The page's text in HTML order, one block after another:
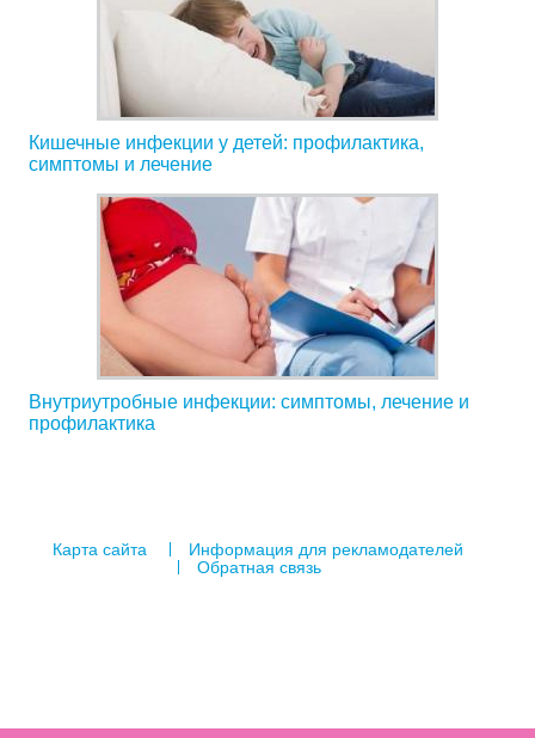
Кишечные инфекции у детей: профилактика,
симптомы и лечение
Внутриутробные инфекции: симптомы, лечение и
профилактика
Карта сайта
Информация для рекламодателей
Обратная связь